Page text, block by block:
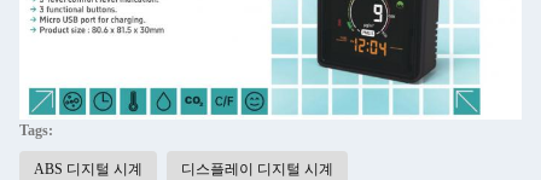
Tags:
ABS 디지털 시계 디스플레이 디지털 시계